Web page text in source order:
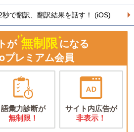
で翻訳、翻訳結果を話す！ (iOS)
が 無制限になる
プレミアム会員
語彙力診断が
無制限！
サイト内広告が
非表示！